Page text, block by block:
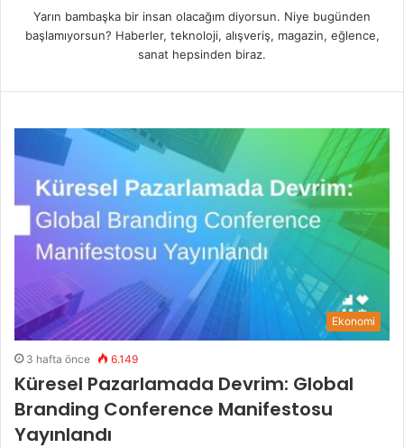
Yarın bambaşka bir insan olacağım diyorsun. Niye bugünden
başlamıyorsun? Haberler, teknoloji, alışveriş, magazin, eğlence,
sanat hepsinden biraz.
Ekonomi
3 hafta önce 6.149
Küresel Pazarlamada Devrim: Global
Branding Conference Manifestosu
Yayınlandı